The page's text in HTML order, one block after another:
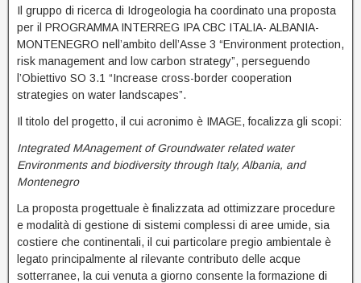
Il gruppo di ricerca di Idrogeologia ha coordinato una proposta
per il PROGRAMMA INTERREG IPA CBC ITALIA- ALBANIA-
MONTENEGRO nell’ambito dell’Asse 3 “Environment protection,
risk management and low carbon strategy”, perseguendo
l’Obiettivo SO 3.1 “Increase cross-border cooperation
strategies on water landscapes”.
Il titolo del progetto, il cui acronimo è IMAGE, focalizza gli scopi:
Integrated MAnagement of Groundwater related water
Environments and biodiversity through Italy, Albania, and
Montenegro
La proposta progettuale è finalizzata ad ottimizzare procedure
e modalità di gestione di sistemi complessi di aree umide, sia
costiere che continentali, il cui particolare pregio ambientale è
legato principalmente al rilevante contributo delle acque
sotterranee, la cui venuta a giorno consente la formazione di